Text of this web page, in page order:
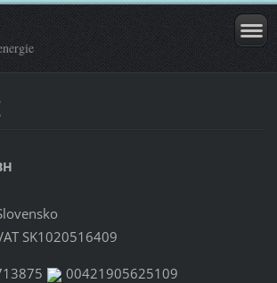
SK1020516409
00421905625109